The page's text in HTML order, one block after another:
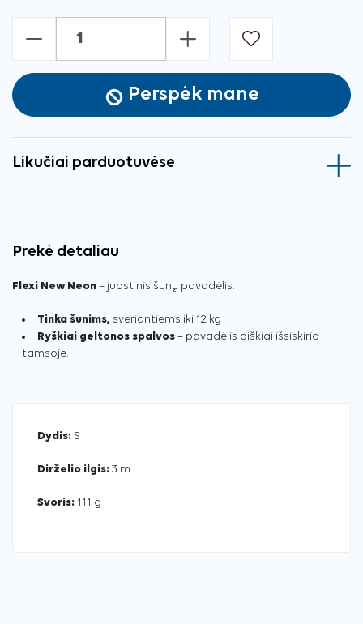
- +
Perspėk mane
Likučiai parduotuvėse
Prekė detaliau
Flexi New Neon – juostinis šunų pavadėlis.
Tinka šunims, sveriantiems iki 12 kg
Ryškiai geltonos spalvos – pavadėlis aiškiai išsiskiria
tamsoje.
Dydis: S
Dirželio ilgis: 3 m
Svoris: 111 g